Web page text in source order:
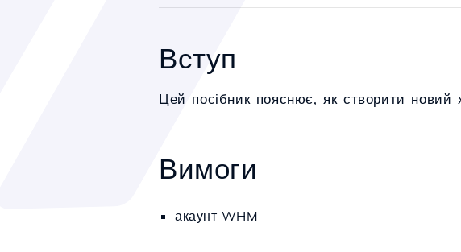
Вступ
Цей посібник пояснює, як створити новий
Вимоги
акаунт WHM